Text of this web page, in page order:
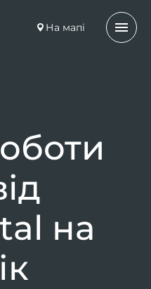
На мапі
на